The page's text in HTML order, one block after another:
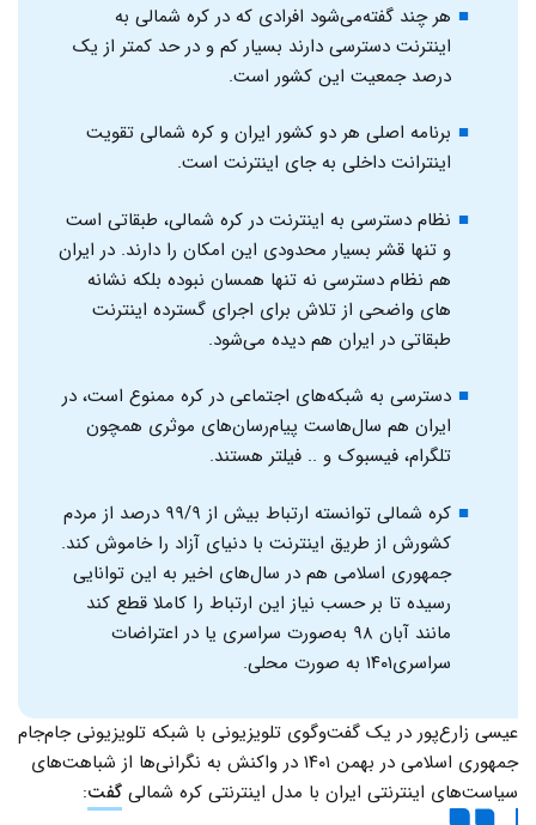
هر چند گفته‌می‌شود افرادی که در کره شمالی به
اینترنت دسترسی دارند بسیار کم و در حد کمتر از یک
درصد جمعیت این کشور است.
برنامه اصلی هر دو کشور ایران و کره‌ شمالی تقویت
اینترانت داخلی به جای اینترنت است.
نظام دسترسی به اینترنت در کره شمالی، طبقاتی است
و تنها قشر بسیار محدودی این امکان را دارند. در ایران
هم نظام دسترسی نه تنها همسان نبوده بلکه نشانه
های واضحی از تلاش برای اجرای گسترده اینترنت
طبقاتی در ایران هم دیده می‌شود.
دسترسی به شبکه‌های اجتماعی در کره ممنوع است، در
ایران هم سال‌هاست پیام‌رسان‌های موثری همچون
تلگرام، فیسبوک و .. فیلتر هستند.
کره شمالی توانسته ارتباط بیش از ۹۹/۹ درصد از مردم
کشورش از طریق اینترنت با دنیای آزاد را خاموش کند.
جمهوری اسلامی هم در سال‌های اخیر به این توانایی
رسیده تا بر حسب نیاز این ارتباط را کاملا قطع کند
مانند آبان ۹۸ به‌صورت سراسری یا در اعتراضات
سراسری۱۴۰۱ به صورت محلی.
عیسی زارع‌پور در یک گفت‌وگوی تلویزیونی با شبکه تلویزیونی جام‌جام
جمهوری اسلامی در بهمن ۱۴۰۱ در واکنش به نگرانی‌ها از شباهت‌های
سیاست‌های اینترنتی ایران با مدل اینترنتی کره شمالی گفت: